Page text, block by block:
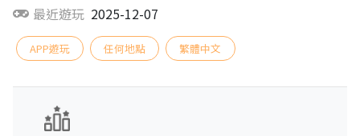
最近遊玩 2025-12-07
APP遊玩 任何地點 繁體中文